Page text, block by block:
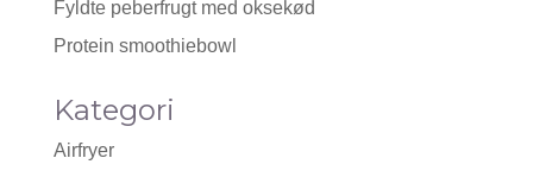
Fyldte peberfrugt med oksekød
Protein smoothiebowl
Kategori
Airfryer